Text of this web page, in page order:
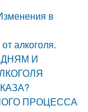
в
алкоголя.
И
ПРОЦЕССА